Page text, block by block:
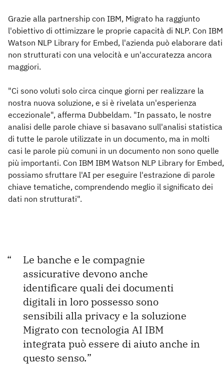
Grazie alla partnership con IBM, Migrato ha raggiunto
l'obiettivo di ottimizzare le proprie capacità di NLP. Con IBM
Watson NLP Library for Embed, l'azienda può elaborare dati
non strutturati con una velocità e un'accuratezza ancora
maggiori.
"Ci sono voluti solo circa cinque giorni per realizzare la
nostra nuova soluzione, e si è rivelata un'esperienza
eccezionale", afferma Dubbeldam. "In passato, le nostre
analisi delle parole chiave si basavano sull'analisi statistica
di tutte le parole utilizzate in un documento, ma in molti
casi le parole più comuni in un documento non sono quelle
più importanti. Con IBM IBM Watson NLP Library for Embed,
possiamo sfruttare l'AI per eseguire l'estrazione di parole
chiave tematiche, comprendendo meglio il significato dei
dati non strutturati".
Le banche e le compagnie
assicurative devono anche
identificare quali dei documenti
digitali in loro possesso sono
sensibili alla privacy e la soluzione
Migrato con tecnologia AI IBM
integrata può essere di aiuto anche in
questo senso.